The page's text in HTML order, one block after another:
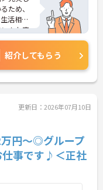
ため、
活相談
！お客
人間性
き方＞
せた働
り、長
紹介してもらう
更新日：2026年07月10日
万円～◎グループ
仕事です♪＜正社